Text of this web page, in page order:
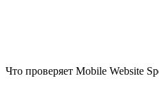
Что проверяет Mobile Website